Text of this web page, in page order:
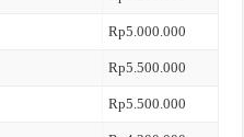
Rp5.000.000
Rp5.500.000
Rp5.500.000